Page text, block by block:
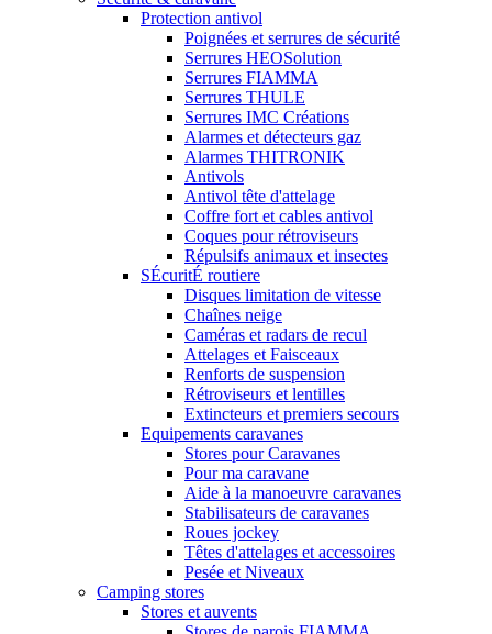
Protection antivol
Poignées et serrures de sécurité
Serrures HEOSolution
Serrures FIAMMA
Serrures THULE
Serrures IMC Créations
Alarmes et détecteurs gaz
Alarmes THITRONIK
Antivols
Antivol tête d'attelage
Coffre fort et cables antivol
Coques pour rétroviseurs
Répulsifs animaux et insectes
SÉcuritÉ routiere
Disques limitation de vitesse
Chaînes neige
Caméras et radars de recul
Attelages et Faisceaux
Renforts de suspension
Rétroviseurs et lentilles
Extincteurs et premiers secours
Equipements caravanes
Stores pour Caravanes
Pour ma caravane
Aide à la manoeuvre caravanes
Stabilisateurs de caravanes
Roues jockey
Têtes d'attelages et accessoires
Pesée et Niveaux
Camping stores
Stores et auvents